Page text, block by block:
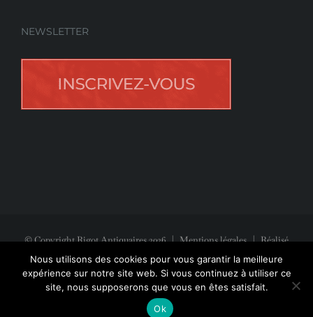
NEWSLETTER
© Copyright Rigot Antiquaires2026|Mentions légales| Réalisé
avec la participation deJeff Concept
FacebookInstagram
Nous utilisons des cookies pour vous garantir la meilleure
expérience sur notre site web. Si vous continuez à utiliser ce
site, nous supposerons que vous en êtes satisfait.
Ok